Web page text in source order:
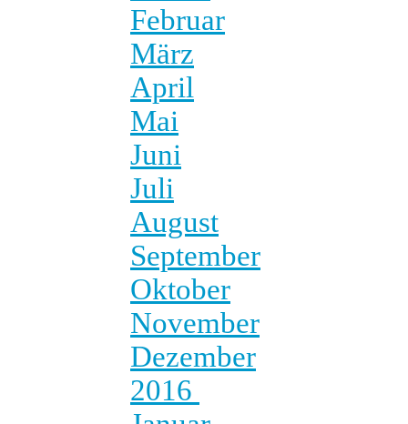
Februar
März
April
Mai
Juni
Juli
August
September
Oktober
November
Dezember
2016